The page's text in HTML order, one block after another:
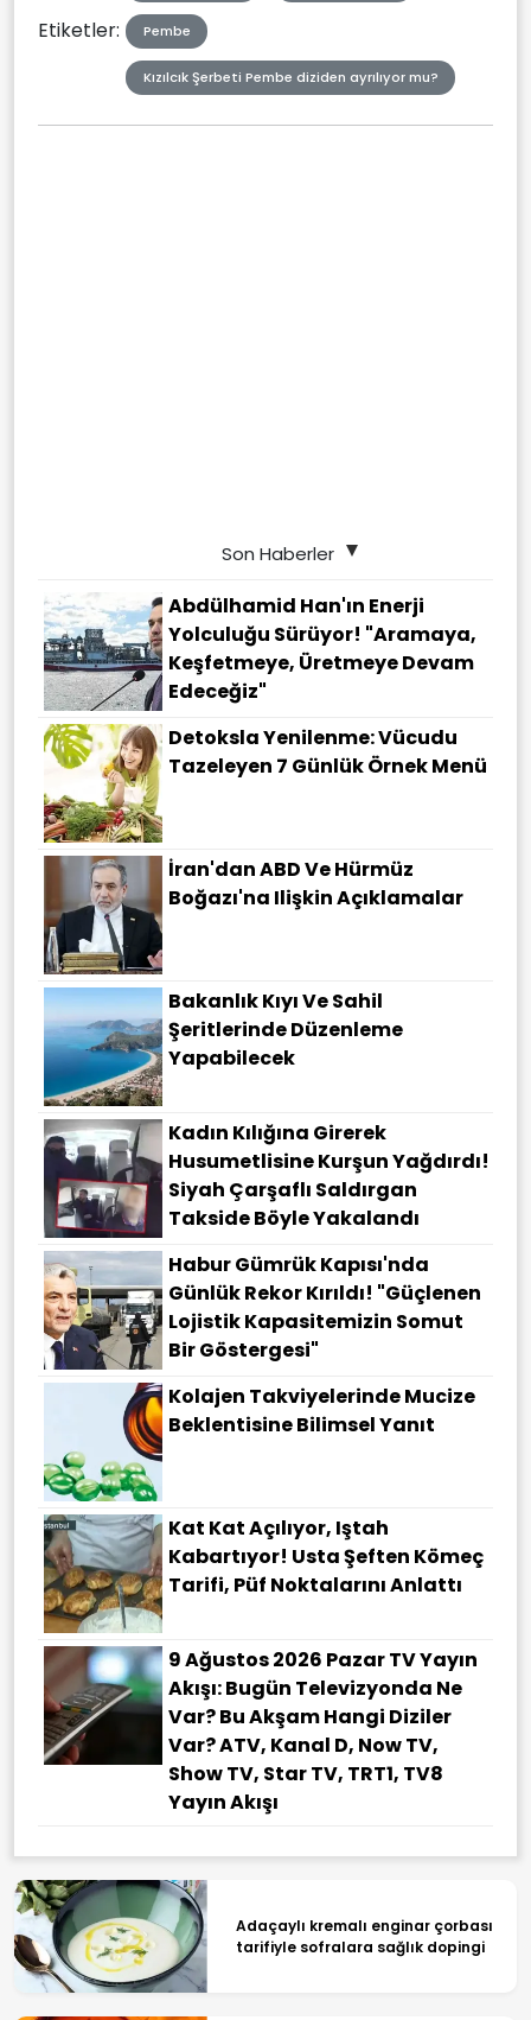
Etiketler: Pembe
Kızılcık Şerbeti Pembe diziden ayrılıyor mu?
Son Haberler
Abdülhamid Han'ın Enerji
Yolculuğu Sürüyor! "Aramaya,
Keşfetmeye, Üretmeye Devam
Edeceğiz"
Detoksla Yenilenme: Vücudu
Tazeleyen 7 Günlük Örnek Menü
İran'dan ABD Ve Hürmüz
Boğazı'na Ilişkin Açıklamalar
Bakanlık Kıyı Ve Sahil
Şeritlerinde Düzenleme
Yapabilecek
Kadın Kılığına Girerek
Husumetlisine Kurşun Yağdırdı!
Siyah Çarşaflı Saldırgan
Takside Böyle Yakalandı
Habur Gümrük Kapısı'nda
Günlük Rekor Kırıldı! "Güçlenen
Lojistik Kapasitemizin Somut
Bir Göstergesi"
Kolajen Takviyelerinde Mucize
Beklentisine Bilimsel Yanıt
Kat Kat Açılıyor, Iştah
Kabartıyor! Usta Şeften Kömeç
Tarifi, Püf Noktalarını Anlattı
9 Ağustos 2026 Pazar TV Yayın
Akışı: Bugün Televizyonda Ne
Var? Bu Akşam Hangi Diziler
Var? ATV, Kanal D, Now TV,
Show TV, Star TV, TRT1, TV8
Yayın Akışı
Adaçaylı kremalı enginar çorbası
tarifiyle sofralara sağlık dopingi